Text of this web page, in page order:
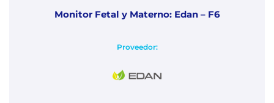
Monitor Fetal y Materno: Edan – F6
Proveedor: